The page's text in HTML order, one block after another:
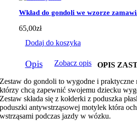
Wkład do gondoli we wzorze
65,00zł
Dodaj do koszyka
Opis Zobacz opis
OPIS
Zestaw do gondoli to wygodne i praktyczne
którzy chcą zapewnić swojemu dziecku
Zestaw składa się z kołderki z poduszka
poduszki antywstrząsowej motylek która
wstrząsami podczas jazdy w wózku.